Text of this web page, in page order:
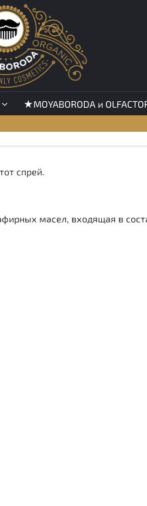
★MOYABORODA и
спрей.
масел, входящая в